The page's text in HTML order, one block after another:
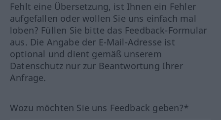
Fehlt eine Übersetzung, ist Ihnen ein Fehler
aufgefallen oder wollen Sie uns einfach mal
loben? Füllen Sie bitte das Feedback-Formular
aus. Die Angabe der E-Mail-Adresse ist
optional und dient gemäß unserem
Datenschutz nur zur Beantwortung Ihrer
Anfrage.
Wozu möchten Sie uns Feedback geben?*